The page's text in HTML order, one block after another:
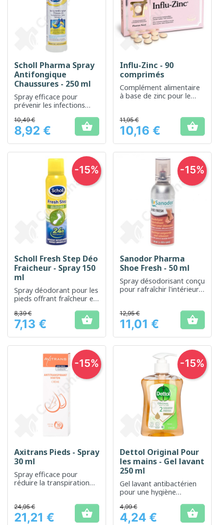
Scholl Pharma Spray
Antifongique
Chaussures - 250 ml
Spray efficace pour
prévenir les infections
chaussures
Prix
10,49 €
8,92 € 
Influ-Zinc - 90
comprimés
Complément alimentaire
à base de zinc pour le
Prix
11,95 €
10,16 € 
Scholl Fresh Step Déo
Fraicheur - Spray 150
ml
Spray déodorant pour les
pieds offrant fraîcheur et
Prix
8,39 €
7,13 € 
-15%
Sanodor Pharma
Shoe Fresh - 50 ml
Spray désodorisant conçu
pour rafraîchir l'intérieur
Prix
12,95 €
11,01 € 
-15%
Axitrans Pieds - Spray
30 ml
Spray efficace pour
réduire la transpiration
Prix
24,95 €
21,21 € 
-15%
Dettol Original Pour
les mains - Gel lavant
250 ml
Gel lavant antibactérien
pour une hygiène
Prix
4,99 €
4,24 € 
-15%